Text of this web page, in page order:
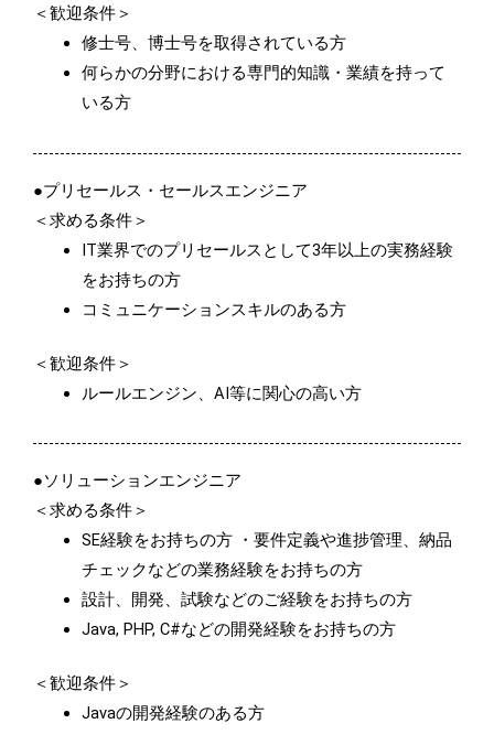
＜歓迎条件＞
修士号、博士号を取得されている方
何らかの分野における専門的知識・業績を持って
いる方
●プリセールス・セールスエンジニア
＜求める条件＞
IT業界でのプリセールスとして3年以上の実務経験
をお持ちの方
コミュニケーションスキルのある方
＜歓迎条件＞
ルールエンジン、AI等に関心の高い方
●ソリューションエンジニア
＜求める条件＞
SE経験をお持ちの方 ・要件定義や進捗管理、納品
チェックなどの業務経験をお持ちの方
設計、開発、試験などのご経験をお持ちの方
Java, PHP, C#などの開発経験をお持ちの方
＜歓迎条件＞
Javaの開発経験のある方